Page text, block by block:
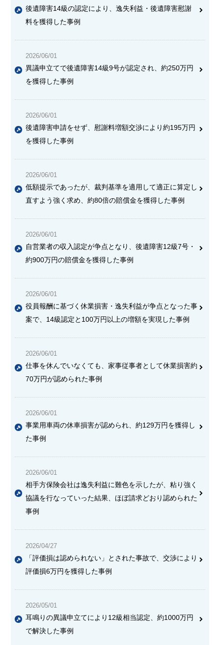
後遺障害14級の認定により、逸失利益・後遺障害慰謝
料を獲得した事例
2026/06/01
異議申立てで後遺障害14級9号が認定され、約250万円
を獲得した事例
2026/06/01
後遺障害申請をせず、慰謝料増額交渉により約195万円
を獲得した事例
2026/06/01
低額提示であったが、裁判基準を適用して適正に算定し
直すよう強く求め、約80倍の賠償金を獲得した事例
2026/06/01
自営業者の収入認定が争点となり、後遺障害12級7号・
約900万円の賠償金を獲得した事例
2026/06/01
役員報酬に基づく休業損害・逸失利益が争点となった事
案で、14級認定と100万円以上の増額を実現した事例
2026/06/01
仕事を休んでいなくても、家事従事者として休業損害約
70万円が認められた事例
2026/06/01
事業用車両の休車損害が認められ、約129万円を獲得し
た事例
2026/06/01
相手方保険会社は逸失利益に難色を示したが、粘り強く
協議を行なっていった結果、ほぼ請求どおり認められた
事例
2026/04/27
「評価損は認められない」とされた事故で、交渉により
評価損6万円を獲得した事例
2026/05/01
耳鳴りの異議申立てにより12級相当認定、約1000万円
で解決した事例